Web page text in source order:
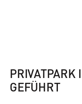
PRIVATPARK
GEFÜHRT